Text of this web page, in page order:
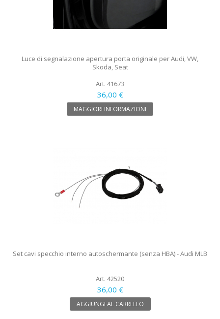
Luce di segnalazione apertura porta originale per Audi, VW,
Skoda, Seat
Art. 41673
36,00 €
MAGGIORI INFORMAZIONI
Set cavi specchio interno autoschermante (senza HBA) - Audi MLB
Art. 42520
36,00 €
AGGIUNGI AL CARRELLO